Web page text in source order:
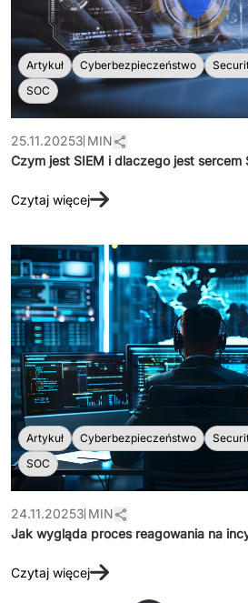
Artykuł Cyberbezpieczeństwo
SOC
25.11.20253 MIN
Czym jest SIEM i dlaczego jest sercem
Czytaj więcej
Artykuł Cyberbezpieczeństwo
SOC
24.11.20253 MIN
Jak wygląda proces reagowania na
Czytaj więcej